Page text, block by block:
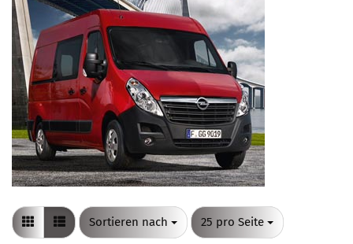
Sortieren nach
Sortieren nach 25 pro Seite
pro Seite